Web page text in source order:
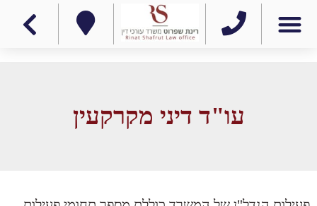
עו"ד דיני מקרקעין